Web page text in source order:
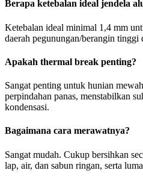
Berapa ketebalan ideal jendela
Ketebalan ideal minimal 1,4 mm
daerah pegunungan/berangin tinggi
Apakah thermal break penting?
Sangat penting untuk hunian
perpindahan panas, menstabilkan
kondensasi.
Bagaimana cara merawatnya?
Sangat mudah. Cukup bersihkan
lap, air, dan sabun ringan, serta